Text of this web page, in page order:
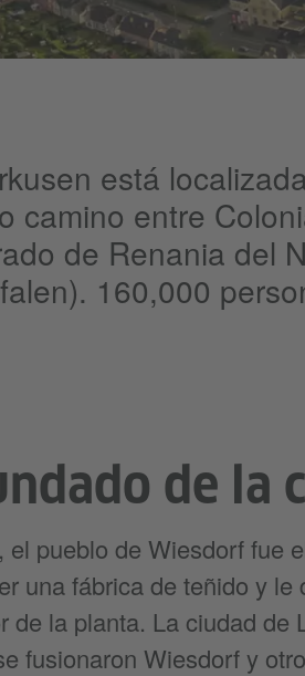
está
camino entre
de Renania del
160,000
de la
el pueblo de Wiesdorf fue
una fábrica de teñido y
de la planta. La ciudad de
fusionaron Wiesdorf y